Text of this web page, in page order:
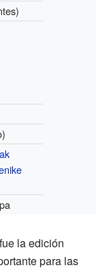
fue la edición
para las